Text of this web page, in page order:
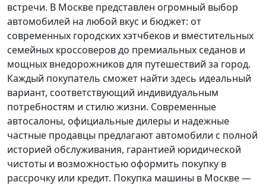
встречи. В Москве представлен огромный выбор
автомобилей на любой вкус и бюджет: от
современных городских хэтчбеков и вместительных
семейных кроссоверов до премиальных седанов и
мощных внедорожников для путешествий за город.
Каждый покупатель сможет найти здесь идеальный
вариант, соответствующий индивидуальным
потребностям и стилю жизни. Современные
автосалоны, официальные дилеры и надежные
частные продавцы предлагают автомобили с полной
историей обслуживания, гарантией юридической
чистоты и возможностью оформить покупку в
рассрочку или кредит. Покупка машины в Москве —